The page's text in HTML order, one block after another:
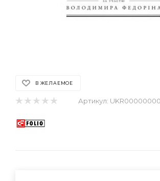
В ЖЕЛАЕМОЕ
Артикул: